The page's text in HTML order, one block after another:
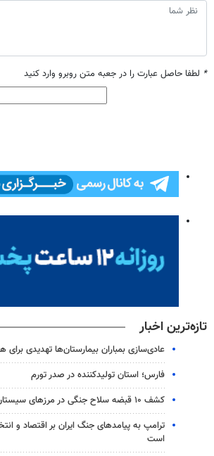
* لطفا حاصل عبارت را در جعبه متن روبرو وارد کنید
تازه‌ترین اخبار
عادی‌سازی بمباران بیمارستان‌ها تهدیدی
فارس؛ استان تولیدکننده در صدر تورم
کشف ۱۰ قبضه سلاح جنگی در مرزهای سیستان وبلوچستان
ترامپ به پیامدهای جنگ ایران بر اقتصاد و
است